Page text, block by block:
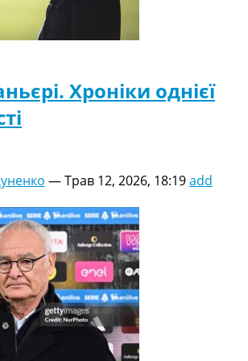
трансфери
коментарі
прогноз
Світу
Хроніки однієї
—Трав 12, 2026, 18:19add